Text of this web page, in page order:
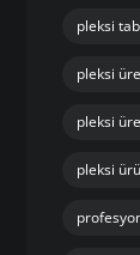
pleksi
pleksi
pleksi
pleksi